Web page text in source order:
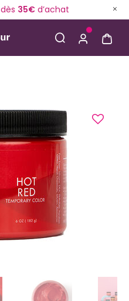
dès 35€d’achat